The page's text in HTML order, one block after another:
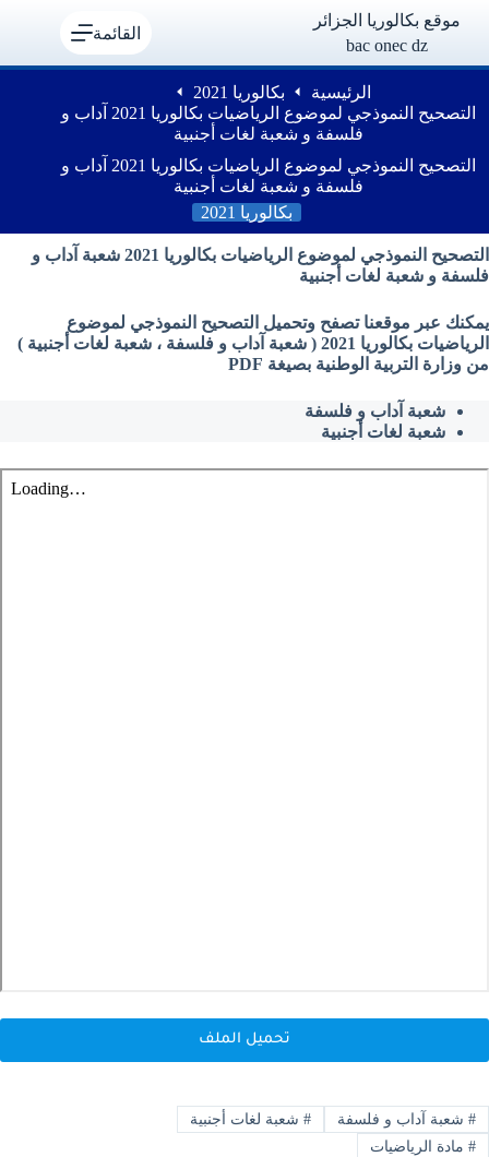
موقع بكالوريا الجزائر
bac onec dz
القائمة
الرئيسية
بكالوريا 2021
التصحيح النموذجي لموضوع الرياضيات بكالوريا 2021 آداب و
فلسفة و شعبة لغات أجنبية
التصحيح النموذجي لموضوع الرياضيات بكالوريا 2021 آداب و
فلسفة و شعبة لغات أجنبية
بكالوريا 2021
التصحيح النموذجي لموضوع الرياضيات بكالوريا 2021 شعبة آداب و
فلسفة و شعبة لغات أجنبية
يمكنك عبر موقعنا تصفح وتحميل التصحيح النموذجي لموضوع
الرياضيات بكالوريا 2021 ( شعبة آداب و فلسفة ، شعبة لغات أجنبية )
من وزارة التربية الوطنية بصيغة PDF
شعبة آداب و فلسفة
شعبة لغات أجنبية
تحميل الملف
#شعبة آداب و فلسفة #شعبة لغات أجنبية
#مادة الرياضيات